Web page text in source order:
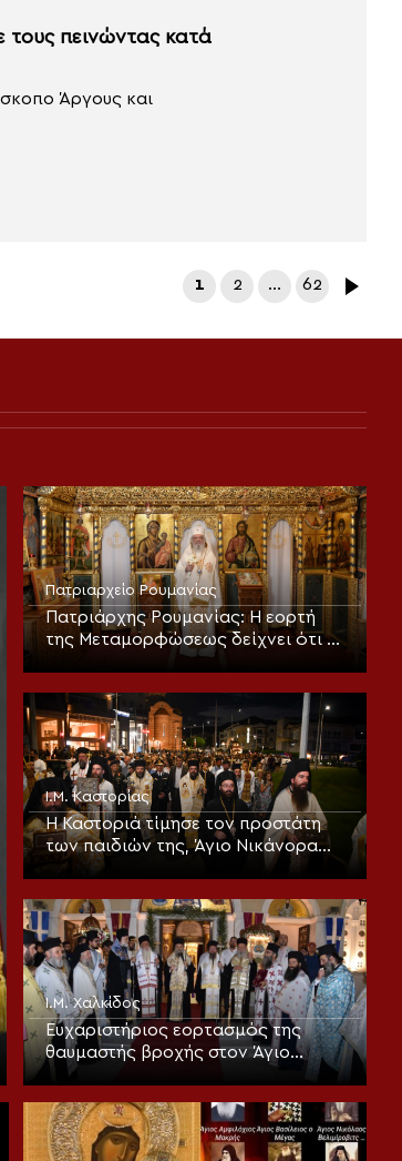
τους πεινώντας κατά
Άργους και
1 2 … 62
Πατριαρχείο Ρουμανίας
Πατριάρχης Ρουμανίας: Η εορτή
της Μεταμορφώσεως δείχνει ότι ο
άνθρωπος είναι φτιαγμένος για
Ι.Μ. Καστορίας
Η Καστοριά τίμησε τον προστάτη
των παιδιών της, Άγιο Νικάνορα
τον Θαυματουργό
Ι.Μ. Χαλκίδος
Ευχαριστήριος εορτασμός της
θαυμαστής βροχής στον Άγιο
Ιωάννη τον Ρώσσο Ευβοίας